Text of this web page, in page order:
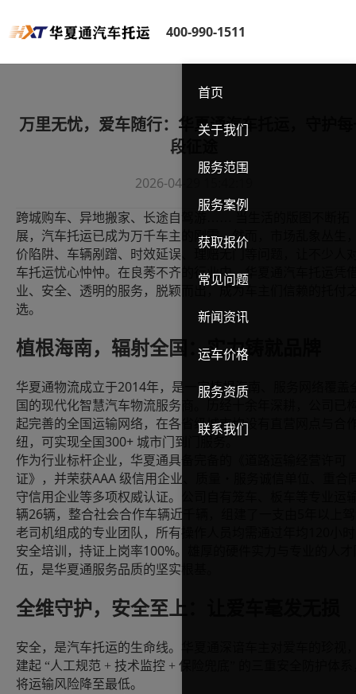
400-990-1511
首页
关于我们
服务范围
服务案例
获取报价
常见问题
新闻资讯
运车价格
服务资质
联系我们
万里无忧，爱车随行：华夏通汽车托运，守护
段征途
2026-04-29 15:42:19
跨城购车、异地搬家、长途自驾游
展，汽车托运已成为万千车主的刚需。然而，市场乱象丛生
价陷阱、车辆剐蹭、时效延误、理赔无门等问题，让不少人
车托运忧心忡忡。在良莠不齐的行业中，华夏通汽车托运凭
业、安全、透明的服务，脱颖而出，成为车主们信赖的托付
选。
植根海南，辐射全国：实力铸就品牌
华夏通物流成立于2014年，是一家植根海南、服务网络覆盖
国的现代化智慧汽车物流服务商。历经十余年深耕，公司已
起完善的全国运输网络，在各省级城市均设有直营网点与合
纽，可实现全国300+ 城市门到门服务。
作为行业标杆企业，华夏通具备完备的《道路运输经营许可
证》，并荣获AAA 级信用企业、质量・服务诚信单位、重合
守信用企业等多项权威认证。公司自有笼车、板车等专业运
辆26辆，整合社会合作车辆近千辆，组建了一支由
老司机组成的专业团队，所有操作人员均需通过年均
安全培训，持证上岗率100%。雄厚的硬件实力与专业的人才
伍，是华夏通服务品质的坚实根基。
全维守护，安全至上：让爱车毫发无损
安全，是汽车托运的生命线。华夏通深谙车主对爱车的珍视
建起 “人工规范 + 技术监控 + 保险兜底” 的三重安全防护体系
将运输风险降至最低。